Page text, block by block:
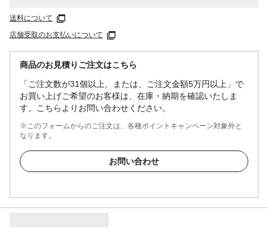
送料について
店舗受取のお支払いについて
商品のお見積りご注文はこちら
「ご注文数が31個以上、または、ご注文金額5万円以上」で
お買い上げご希望のお客様は、在庫・納期を確認いたしま
す。こちらよりお問い合わせください。
※このフォームからのご注文は、各種ポイントキャンペーン対象外と
なります。
お問い合わせ